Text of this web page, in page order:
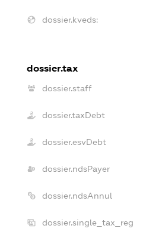
dossier.kveds:
dossier.tax
dossier.staff
dossier.taxDebt
dossier.esvDebt
dossier.ndsPayer
dossier.ndsAnnul
dossier.single_tax_reg